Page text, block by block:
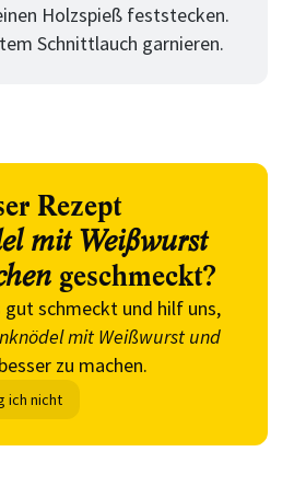
Holzspieß feststecken.
Schnittlauch garnieren.
Rezept
mit Weißwurst
geschmeckt?
gut schmeckt und hilf uns,
mit Weißwurst und
zu machen.
ich nicht